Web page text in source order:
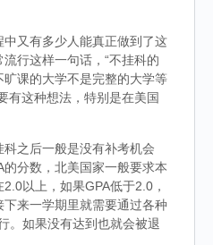
又有多少人能真正做到了这
行这样一句话，“不挂科的
课的大学不是完整的大学等
有这种想法，特别是在美国
之后一般是没有补考机会
分数，北美国家一般要求本
以上，如果GPA低于2.0，
来一学期里就需要通过各种
。如果没有达到也就会被退